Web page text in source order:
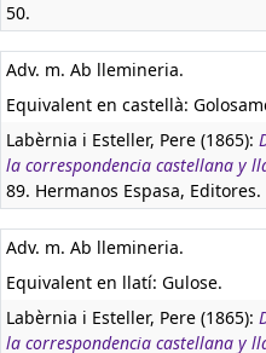
50.
Adv. m. Ab llemineria.
Equivalent en castellà:
Labèrnia i Esteller, Pere (1865):
la correspondencia castellana y
89. Hermanos Espasa, Editores.
Adv. m. Ab llemineria.
Equivalent en llatí: Gulose.
Labèrnia i Esteller, Pere (1865):
la correspondencia castellana y